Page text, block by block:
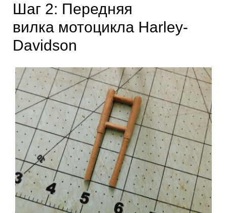
Шаг 2: Передняя
вилка мотоцикла Harley-
Davidson